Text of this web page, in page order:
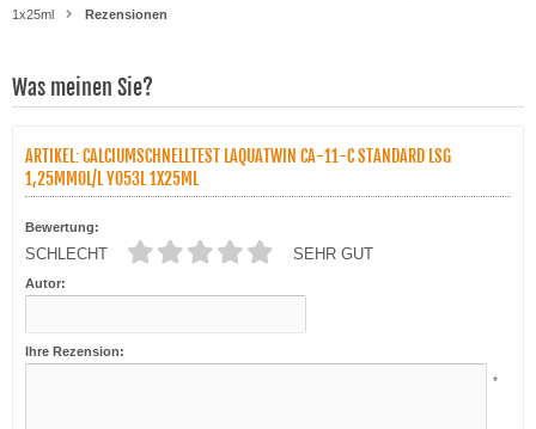
1x25ml
Rezensionen
Was meinen Sie?
ARTIKEL: CALCIUMSCHNELLTEST LAQUATWIN CA-11-C STANDARD LSG
1,25MMOL/L Y053L 1X25ML
Bewertung:
SCHLECHT SEHR GUT
Autor:
Ihre Rezension:
*